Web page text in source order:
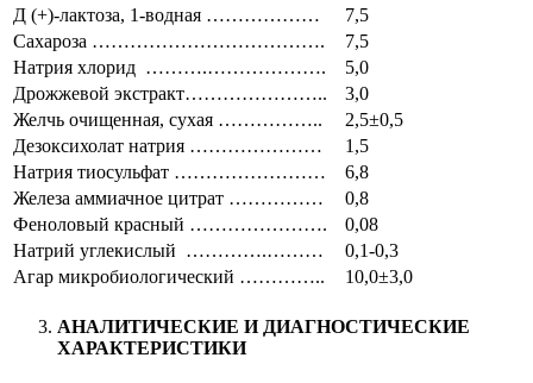
Д (+)-лактоза, 1-водная ………………
7,5
Сахароза ……………………………….
7,5
Натрия хлорид ……….……………….
5,0
Дрожжевой экстракт…………………..
3,0
Желчь очищенная, сухая ……………..
2,5±0,5
Дезоксихолат натрия …………………
1,5
Натрия тиосульфат ……………………
6,8
Железа аммиачное цитрат ……………
0,8
Феноловый красный ………………….
0,08
Натрий углекислый ………….………
0,1-0,3
Агар микробиологический …………..
10,0±3,0
АНАЛИТИЧЕСКИЕ И ДИАГНОСТИЧЕСКИЕ
ХАРАКТЕРИСТИКИ